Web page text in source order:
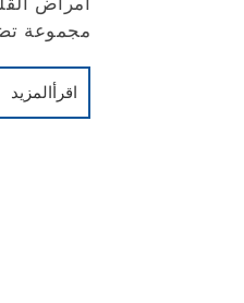
مجموعة تضم أكثر
اقرأالمزيد